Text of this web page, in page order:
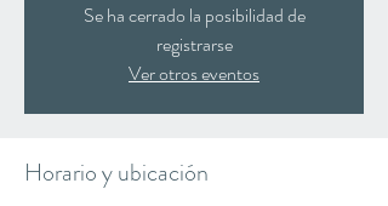
Se ha cerrado la posibilidad de
registrarse
Ver otros eventos
Horario y ubicación